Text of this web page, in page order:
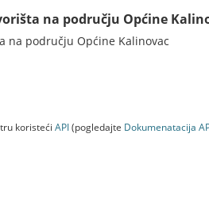
na području Općine
na području Općine Kalinovac
koristeći API(pogledajte Dokumenаtаcijа